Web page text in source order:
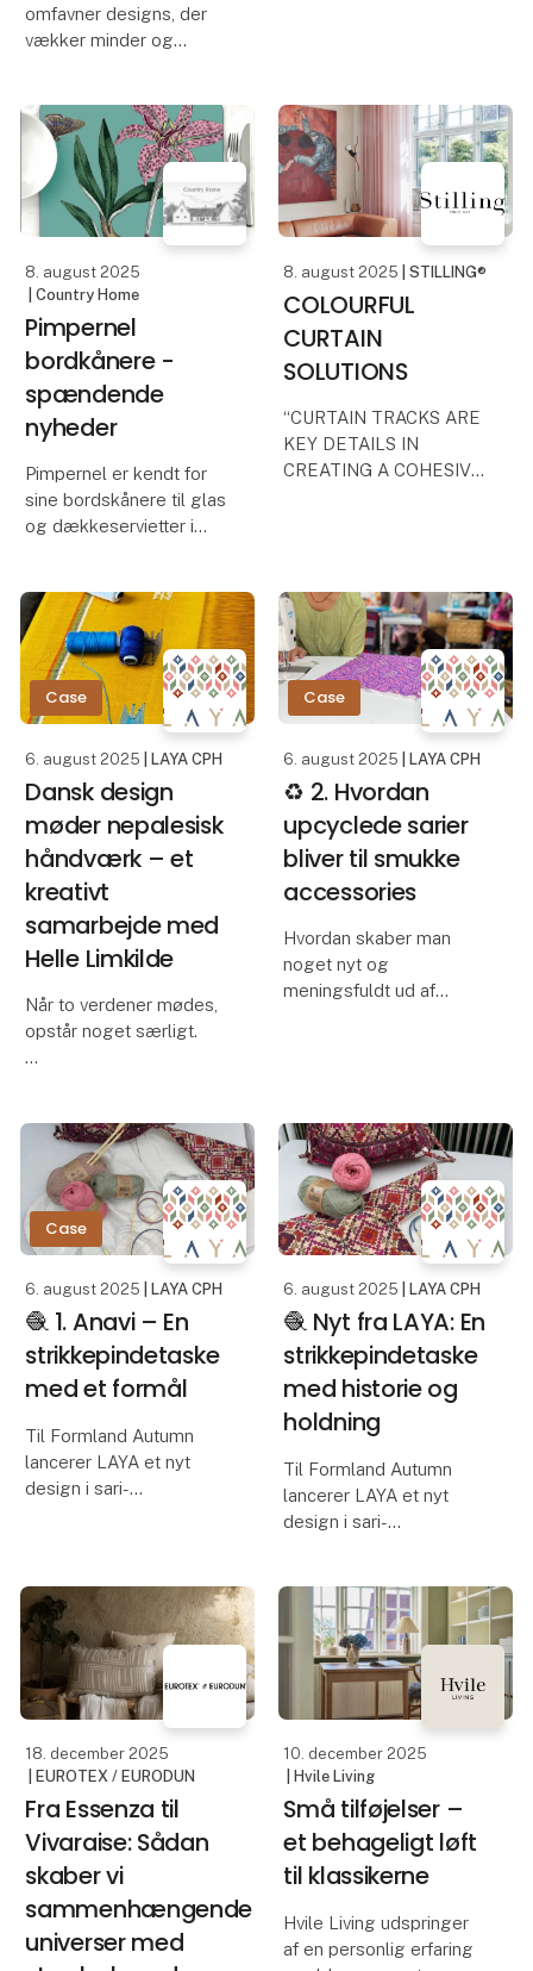
omfavner designs, der
vækker minder og
øjeblikke. Her handler
det om at løfte
hverdagen og forvandle
dit hjem til et sted fyldt
med varm
og dykker ned i essen af
skandin
8. august 2025
| Country Home
Pimpernel
bordkånere -
spændende
nyheder
Pimpernel er kendt for
sine bordskånere til glas
og dækkeservietter i
mønstre i mange
forskellige designs. Du
finder bl.a. romantiske
blomster, elegante
klassiske desi
8. august 2025 | STILLING®
COLOURFUL
CURTAIN
SOLUTIONS
“CURTAIN TRACKS ARE
KEY DETAILS IN
CREATING A COHESIVE
familiar name on the
Danish design scene.
Together with her
husband, Jesper
Panduro, she ran
Case
6. august 2025 | LAYA CPH
Dansk design
møder nepalesisk
håndværk – et
kreativt
samarbejde med
Helle Limkilde
Når to verdener mødes,
opstår noget særligt.
ultra fine, håndvævede
tekstiler fra Nepal –
vævet på traditionelle
væve i smukke
farvekombinationer. For
Case
6. august 2025 | LAYA CPH
♻️ 2. Hvordan
upcyclede sarier
bliver til smukke
accessories
Hvordan skaber man
noget nyt og
meningsfuldt ud af
med upcyclede sarier –
de farverige traditionelle
klædedragter, båret af
kvinder i Nepal. Hve
Case
6. august 2025 | LAYA CPH
🧶 1. Anavi – En
strikkepindetaske
med et formål
Til Formland Autumn
lancerer LAYA et nyt
design i sari-
syet af kvinder i Nepal.
Den er blød, foldbar og
rummelig – med små
deta
6. august 2025 | LAYA CPH
🧶 Nyt fra LAYA: En
strikkepindetaske
med historie og
holdning
Til Formland Autumn
lancerer LAYA et nyt
design i sari-
af upcyclede sarier og
syet af kvinder i Nepal.
Den er blød, foldbar og
rummelig – med små
18. december 2025
| EUROTEX / EURODUN
Fra Essenza til
Vivaraise: Sådan
skaber vi
sammenhængende
universer med
10. december 2025
| Hvile Living
Små tilføjelser –
et behageligt løft
til klassikerne
Hvile Living udspringer
af en personlig erfaring